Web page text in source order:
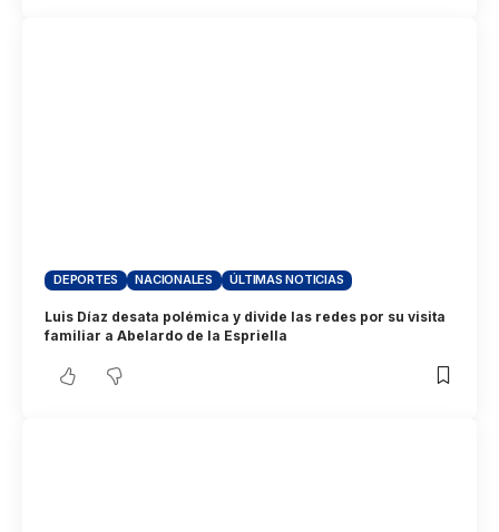
DEPORTES NACIONALES ÚLTIMAS NOTICIAS
Luis Díaz desata polémica y divide las redes por su visita
familiar a Abelardo de la Espriella